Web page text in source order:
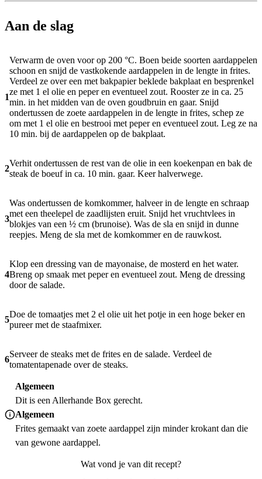
Aan de slag
1
Verwarm de oven voor op 200 °C. Boen beide soorten aardappelen
schoon en snijd de vastkokende aardappelen in de lengte in frites.
Verdeel ze over een met bakpapier beklede bakplaat en besprenkel
ze met 1 el olie en peper en eventueel zout. Rooster ze in ca. 25
min. in het midden van de oven goudbruin en gaar. Snijd
ondertussen de zoete aardappelen in de lengte in frites, schep ze
om met 1 el olie en bestrooi met peper en eventueel zout. Leg ze na
10 min. bij de aardappelen op de bakplaat.
2
Verhit ondertussen de rest van de olie in een koekenpan en bak de
steak de boeuf in ca. 10 min. gaar. Keer halverwege.
3
Was ondertussen de komkommer, halveer in de lengte en schraap
met een theelepel de zaadlijsten eruit. Snijd het vruchtvlees in
blokjes van een ½ cm (brunoise). Was de sla en snijd in dunne
reepjes. Meng de sla met de komkommer en de rauwkost.
4
Klop een dressing van de mayonaise, de mosterd en het water.
Breng op smaak met peper en eventueel zout. Meng de dressing
door de salade.
5
Doe de tomaatjes met 2 el olie uit het potje in een hoge beker en
pureer met de staafmixer.
6
Serveer de steaks met de frites en de salade. Verdeel de
tomatentapenade over de steaks.
Algemeen
Dit is een Allerhande Box gerecht.
Algemeen
Frites gemaakt van zoete aardappel zijn minder krokant dan die
van gewone aardappel.
Wat vond je van dit recept?